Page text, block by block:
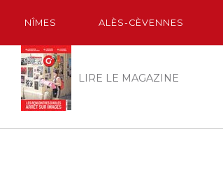
NÎMES ALÈS-CÈVENNES
LIRE LE MAGAZINE